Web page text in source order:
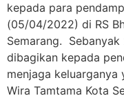
kepada para
(05/04/2022) di RS
Semarang.
dibagikan kepada
menjaga keluarganya
Wira Tamtama Kota